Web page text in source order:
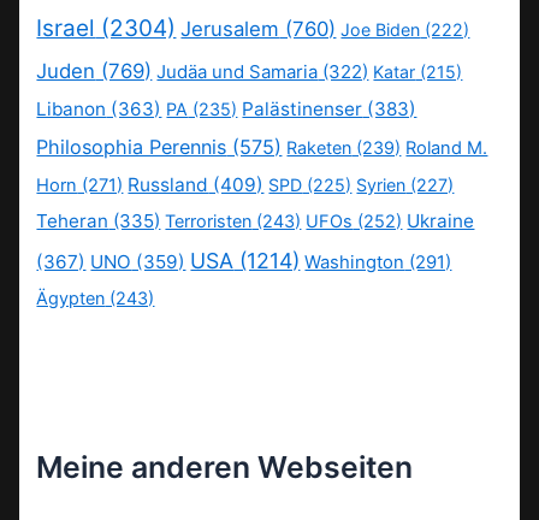
Israel (2304) Jerusalem (760) Joe Biden (222)
Juden (769) Judäa und Samaria (322) Katar (215)
Libanon (363) PA (235) Palästinenser (383)
Philosophia Perennis (575) Raketen (239) Roland M.
Horn (271) Russland (409) SPD (225) Syrien (227)
Teheran (335) Terroristen (243) UFOs (252) Ukraine
(367) UNO (359) USA (1214) Washington (291)
Ägypten (243)
Meine anderen Webseiten